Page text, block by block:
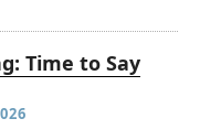
Time to Say